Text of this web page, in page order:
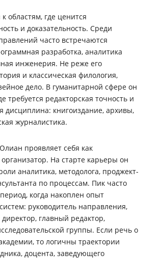
областям, где ценится
и доказательность. Среди
часто встречаются
разработка, аналитика
инженерия. Не реже его
и классическая филология,
дело. В гуманитарной сфере он
требуется редакторская точность и
дисциплина: книгоиздание, архивы,
журналистика.
проявляет себя как
На старте карьеры он
аналитика, методолога, проджект-
по процессам. Пик часто
когда накоплен опыт
руководитель направления,
главный редактор,
группы. Если речь о
то логичны траектории
доцента, заведующего